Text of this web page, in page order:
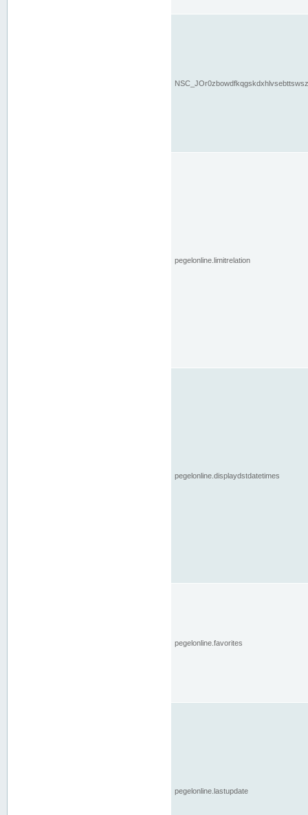
pegelonline.limitrelation
pegelonline.displaydstdatetimes
pegelonline.favorites
pegelonline.lastupdate